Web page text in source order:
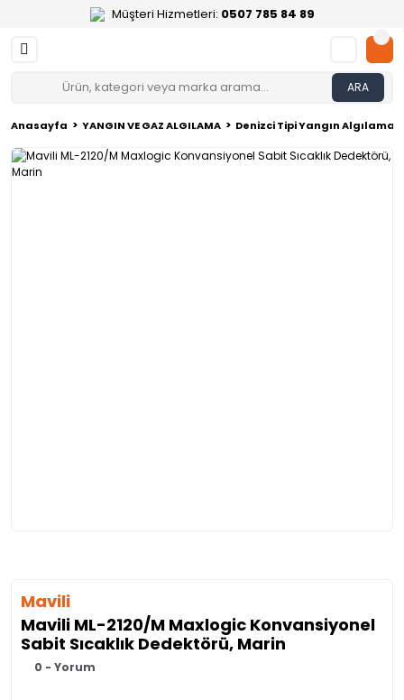
Müşteri Hizmetleri: 0507 785 84 89
ARA
Anasayfa YANGIN VE GAZ ALGILAMA Denizci Tipi Yangın Algılama
Mavili
Mavili ML-2120/M Maxlogic Konvansiyonel
Sabit Sıcaklık Dedektörü, Marin
0 - Yorum